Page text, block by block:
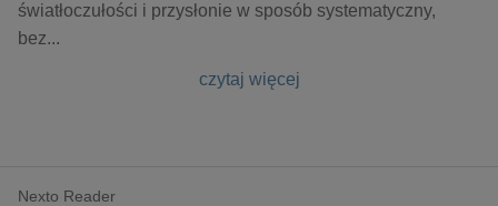
światłoczułości i przysłonie w sposób systematyczny,
bez...
czytaj więcej
Nexto Reader